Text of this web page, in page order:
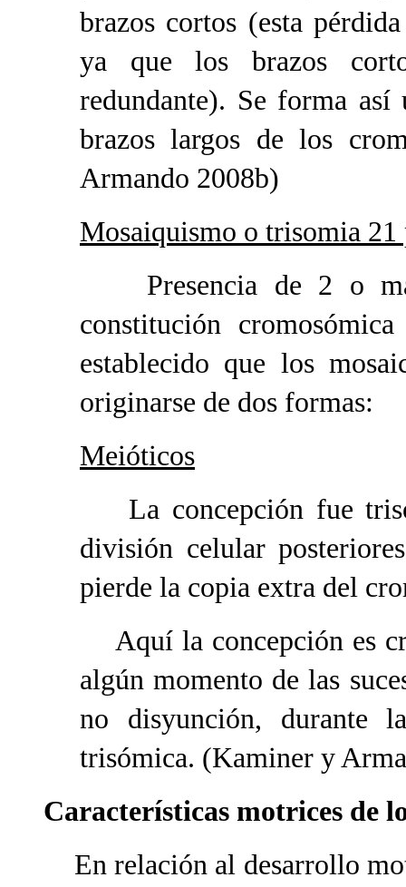
brazos cortos (esta
ya que los brazos
redundante). Se forma
brazos largos de los
Armando 2008b)
Mosaiquismo o trisomia 21
Presencia de 2 o
constitución
establecido que los
originarse de dos formas:
Meióticos
La concepción fue
división celular
pierde la copia extra del
Aquí la concepción es
algún momento de las
no disyunción, durante
trisómica. (Kaminer y
Características motrices de
En relación al desarrollo